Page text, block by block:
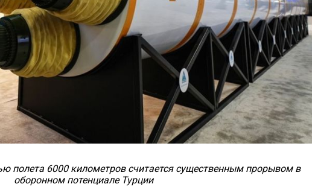
полета 6000 километров считается существенным прорывом в
оборонном потенциале Турции